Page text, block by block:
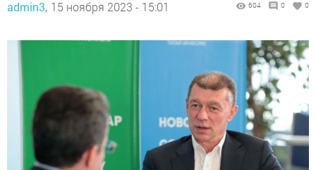
admin3, 15 ноября 2023 - 15:01 604 0 0